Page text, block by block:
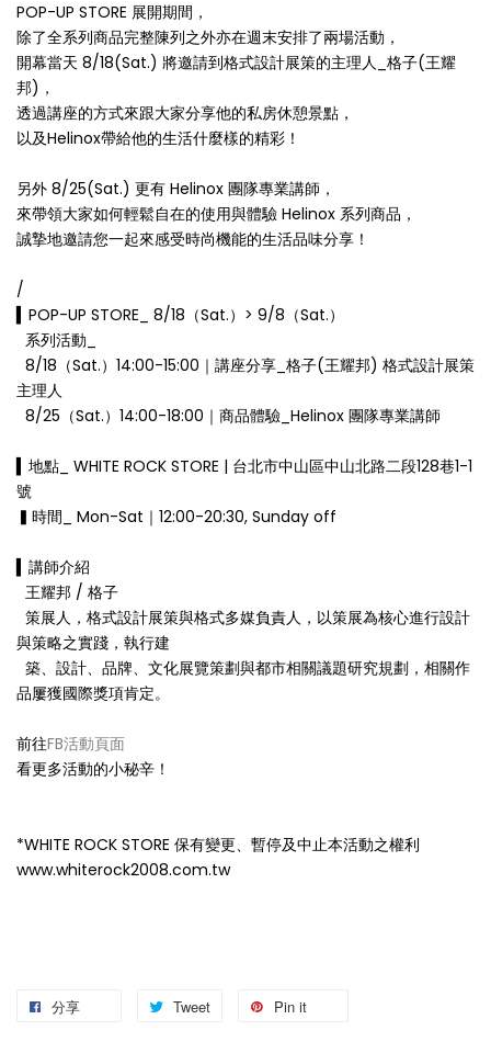
POP-UP STORE 展開期間，
除了全系列商品完整陳列之外亦在週末安排了兩場活動，
開幕當天 8/18(Sat.) 將邀請到格式設計展策的主理人_格子(王耀
邦)，
透過講座的方式來跟大家分享他的私房休憩景點，
以及Helinox帶給他的生活什麼樣的精彩！
另外 8/25(Sat.) 更有 Helinox 團隊專業講師，
來帶領大家如何輕鬆自在的使用與體驗 Helinox 系列商品，
誠摯地邀請您一起來感受時尚機能的生活品味分享！
/
▍POP-UP STORE_ 8/18（Sat.）> 9/8（Sat.）
系列活動_
8/18（Sat.）14:00-15:00｜講座分享_格子(王耀邦) 格式設計展策
主理人
8/25（Sat.）14:00-18:00｜商品體驗_Helinox 團隊專業講師
▍地點_ WHITE ROCK STORE | 台北市中山區中山北路二段128巷1-1
號
▍時間_ Mon-Sat｜12:00-20:30, Sunday off
▍講師介紹
王耀邦 / 格子
策展人，格式設計展策與格式多媒負責人，以策展為核心進行設計
與策略之實踐，執行建
築、設計、品牌、文化展覽策劃與都市相關議題研究規劃，相關作
品屢獲國際獎項肯定。
前往FB活動頁面
看更多活動的小秘辛！
*WHITE ROCK STORE 保有變更、暫停及中止本活動之權利
www.whiterock2008.com.tw
分享 Tweet Pin it